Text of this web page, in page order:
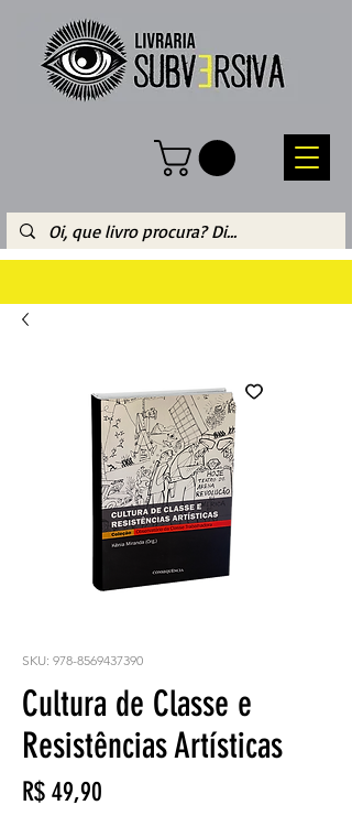
SKU: 978-8569437390
Cultura de Classe e
Resistências Artísticas
R$ 49,90